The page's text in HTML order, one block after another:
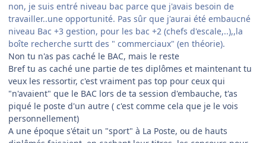
non, je suis entré niveau bac parce que j'avais besoin de
travailler..une opportunité. Pas sûr que j'aurai été embaucné
niveau Bac +3 gestion, pour les bac +2 (chefs d'escale,..),,la
boîte recherche surtt des " commerciaux" (en théorie).
Non tu n'as pas caché le BAC, mais le reste
Bref tu as caché une partie de tes diplômes et maintenant tu
veux les ressortir, c'est vraiment pas top pour ceux qui
"n'avaient" que le BAC lors de ta session d'embauche, t'as
piqué le poste d'un autre ( c'est comme cela que je le vois
personnellement)
A une époque s'était un "sport" à La Poste, ou de hauts